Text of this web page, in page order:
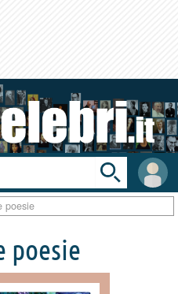
User
area
Toggle
search
bar
poesie
poesie